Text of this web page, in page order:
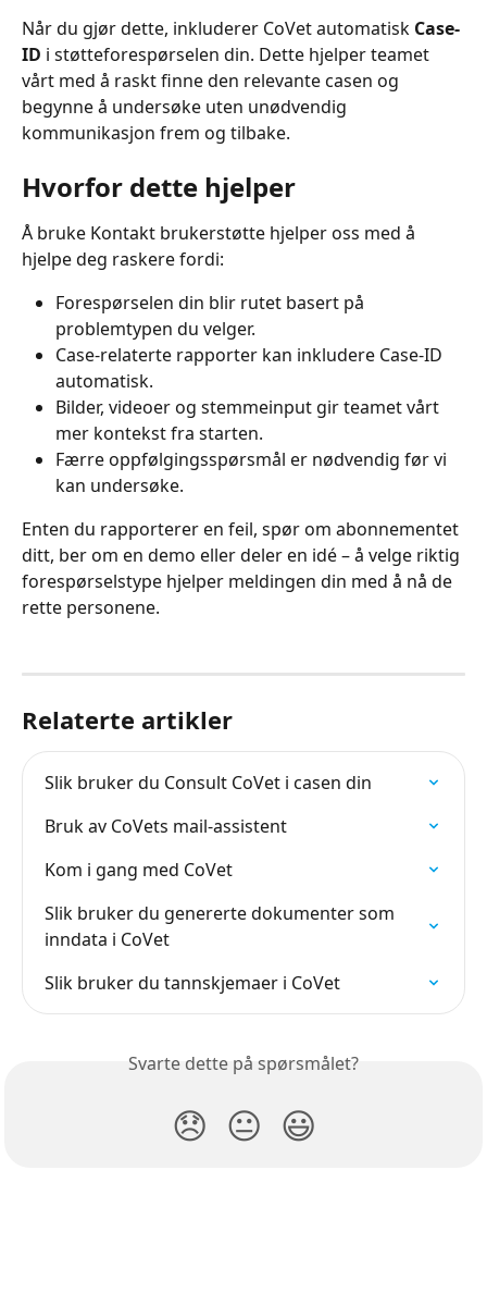
Når du gjør dette, inkluderer CoVet automatisk Case-
ID i støtteforespørselen din. Dette hjelper teamet
vårt med å raskt finne den relevante casen og
begynne å undersøke uten unødvendig
kommunikasjon frem og tilbake.
Hvorfor dette hjelper
Å bruke Kontakt brukerstøtte hjelper oss med å
hjelpe deg raskere fordi:
Forespørselen din blir rutet basert på
problemtypen du velger.
Case-relaterte rapporter kan inkludere Case-ID
automatisk.
Bilder, videoer og stemmeinput gir teamet vårt
mer kontekst fra starten.
Færre oppfølgingsspørsmål er nødvendig før vi
kan undersøke.
Enten du rapporterer en feil, spør om abonnementet
ditt, ber om en demo eller deler en idé – å velge riktig
forespørselstype hjelper meldingen din med å nå de
rette personene.
Relaterte artikler
Slik bruker du Consult CoVet i casen din
Bruk av CoVets mail-assistent
Kom i gang med CoVet
Slik bruker du genererte dokumenter som
inndata i CoVet
Slik bruker du tannskjemaer i CoVet
Svarte dette på spørsmålet?
😞 😐 😃